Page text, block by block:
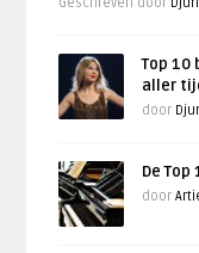
Geschreven door
Top
aller
door
De
door